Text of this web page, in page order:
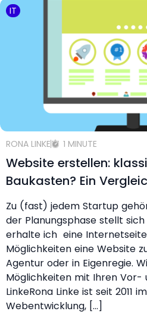
IT
RONA LINKE 1 MINUTE
Website erstellen:
Baukasten? Ein
Zu (fast) jedem Startup
der Planungsphase stellt
erhalte ich eine
Möglichkeiten eine Website
Agentur oder in Eigenregie.
Möglichkeiten mit Ihren Vor-
LinkeRona Linke ist seit 2011
Webentwicklung, […]